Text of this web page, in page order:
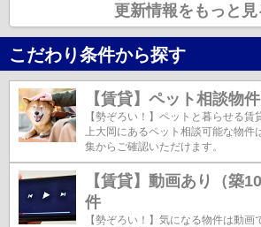
更新情報をもっと見
こだわり条件から探す
【賃貸】ペット相談物件
【勢ぞろい！】ペットと暮らせる賃
上大岡にあるペット相談可能な物件
集からご確認いただけます。
【賃貸】動画あり（築
件
【勢ぞろい！】気になる物件は動画